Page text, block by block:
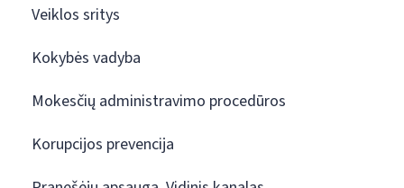
Veiklos sritys
Kokybės vadyba
Mokesčių administravimo procedūros
Korupcijos prevencija